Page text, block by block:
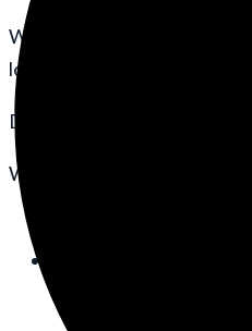
Wielu przedsiębiorców
lodowej. Współczesne
Dla małych i średnich firm
W Independent Finance
–